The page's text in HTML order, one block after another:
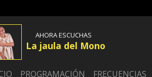
AHORA ESCUCHAS
La jaula del Mono
PROGRAMACIÓN FRECUENCIAS